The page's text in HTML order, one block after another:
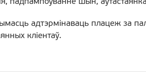
падпампоўванне шын,
адтэрмінаваць плацеж за
кліентаў.